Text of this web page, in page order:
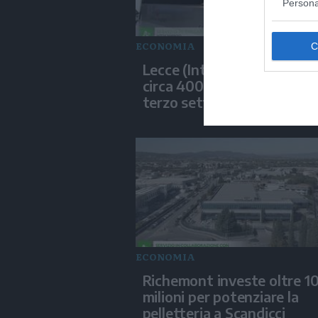
ECONOMIA
Lecce (Intesa), ‘Eroghiamo
circa 400 milioni di euro nel
terzo settore’
ECONOMIA
Richemont investe oltre 10
milioni per potenziare la
pelletteria a Scandicci